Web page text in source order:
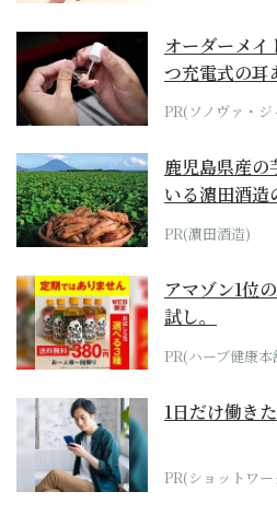
オーダーメイ
つ充電式の耳
PR(ソノヴァ・
鹿児島県産の
いる濵田酒造
PR(濵田酒造)
アマゾン1位
試し。
PR(ハーブ健康本
1日だけ働き
PR(ショットワ